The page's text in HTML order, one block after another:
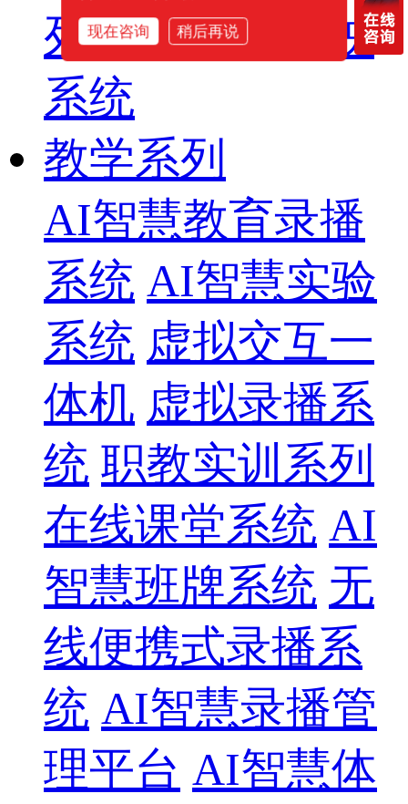
列 智慧影片放映
系统
教学系列
AI智慧教育录播
系统 AI智慧实验
系统 虚拟交互一
体机 虚拟录播系
统 职教实训系列
在线课堂系统 AI
智慧班牌系统 无
线便携式录播系
统 AI智慧录播管
理平台 AI智慧体
现在咨询 稍后再说